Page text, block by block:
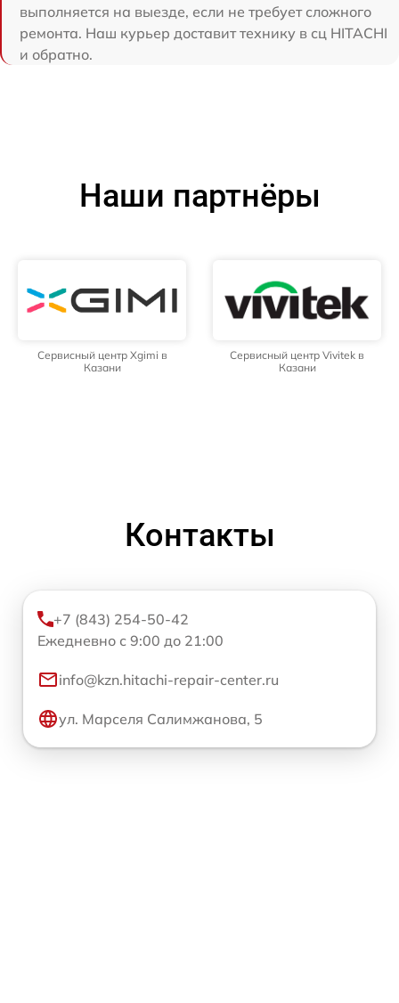
выполняется на выезде, если не требует сложного
ремонта. Наш курьер доставит технику в сц HITACHI
и обратно.
Наши партнёры
Сервисный центр Xgimi в
Казани
Сервисный центр Vivitek в
Казани
Контакты
+7 (843) 254-50-42
Ежедневно с 9:00 до 21:00
info@kzn.hitachi-repair-center.ru
ул. Марселя Салимжанова, 5